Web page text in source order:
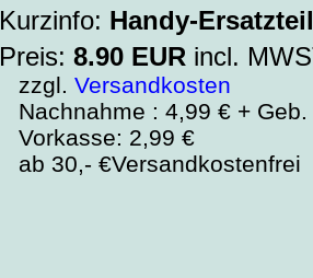
Kurzinfo: Handy-
Preis:8.90 EUR incl.
zzgl.Versandkosten
Nachnahme : 4,99 € + Geb.
Vorkasse: 2,99 €
ab 30,- €Versandkostenfrei